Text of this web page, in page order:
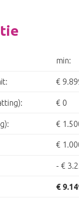
min:
€
€ 0
€
€
- €
€